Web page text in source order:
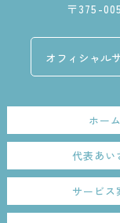
〒375-
オフィシャル
ホーム
代表あい
サービス